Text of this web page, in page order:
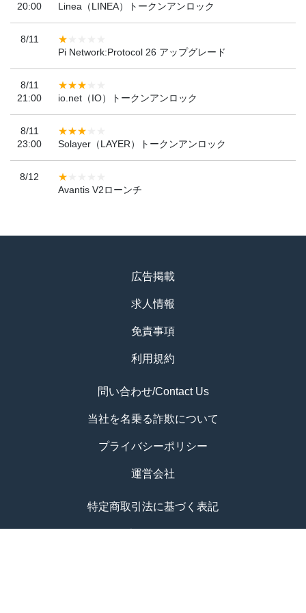
20:00
Linea（LINEA）トークンアンロック
8/11
Pi Network:Protocol 26 アップグレード
8/11
21:00
io.net（IO）トークンアンロック
8/11
23:00
Solayer（LAYER）トークンアンロック
8/12
Avantis V2ローンチ
広告掲載
求人情報
免責事項
利用規約
問い合わせ/Contact Us
当社を名乗る詐欺について
プライバシーポリシー
運営会社
特定商取引法に基づく表記